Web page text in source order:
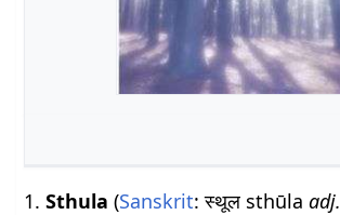
1.Sthula (Sanskrit: स्थूल sthūlaadj.